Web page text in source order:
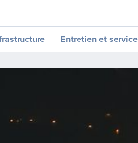
Entretien et service